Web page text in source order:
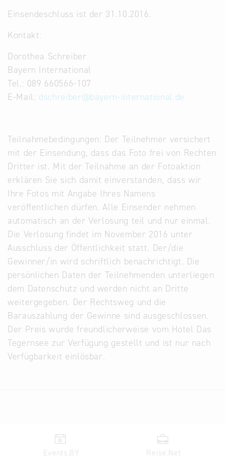
Einsendeschluss ist der 31.10.2016.
Kontakt:
Dorothea Schreiber
Bayern International
Tel.: 089 660566-107
E-Mail: dschreiber@bayern-international.de
Teilnahmebedingungen: Der Teilnehmer versichert
mit der Einsendung, dass das Foto frei von Rechten
Dritter ist. Mit der Teilnahme an der Fotoaktion
erklären Sie sich damit einverstanden, dass wir
Ihre Fotos mit Angabe Ihres Namens
veröffentlichen dürfen. Alle Einsender nehmen
automatisch an der Verlosung teil und nur einmal.
Die Verlosung findet im November 2016 unter
Ausschluss der Öffentlichkeit statt. Der/die
Gewinner/in wird schriftlich benachrichtigt. Die
persönlichen Daten der Teilnehmenden unterliegen
dem Datenschutz und werden nicht an Dritte
weitergegeben. Der Rechtsweg und die
Barauszahlung der Gewinne sind ausgeschlossen.
Der Preis wurde freundlicherweise vom Hotel Das
Tegernsee zur Verfügung gestellt und ist nur nach
Verfügbarkeit einlösbar.
Events.BY Reise.Net